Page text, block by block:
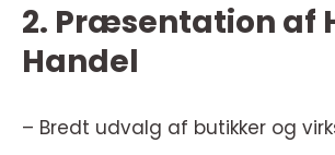
2. Præsentation af
Handel
– Bredt udvalg af butikker og